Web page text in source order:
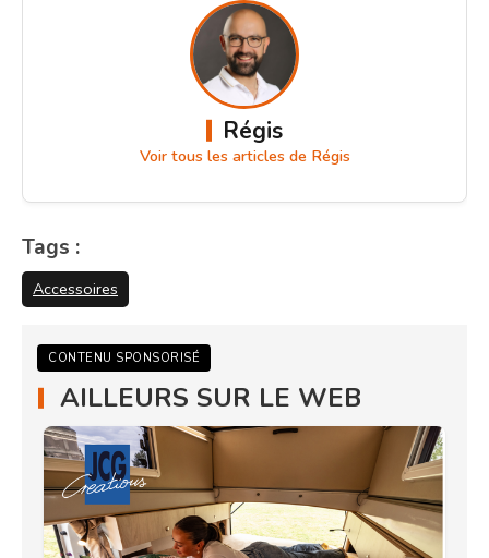
Régis
Voir tous les articles de Régis
Tags :
Accessoires
CONTENU SPONSORISÉ
AILLEURS SUR LE WEB